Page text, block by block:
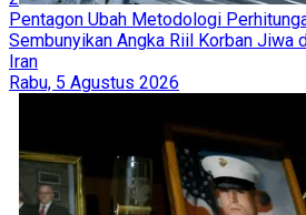
Pentagon Ubah Metodologi
Sembunyikan Angka Riil Korban Jiwa
Iran
Rabu, 5 Agustus 2026